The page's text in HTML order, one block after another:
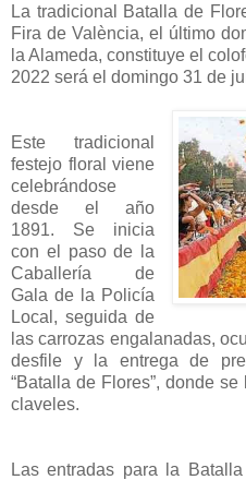
La tradicional Batalla de
Fira de València, el último
la Alameda, constituye el
2022 será el domingo 31 de
Este tradicional
festejo floral viene
celebrándose
desde el año
1891. Se inicia
con el paso de la
Caballería de
Gala de la Policía
Local, seguida de
las carrozas engalanadas,
desfile y la entrega de
“Batalla de Flores”, donde
claveles.
Las entradas para la